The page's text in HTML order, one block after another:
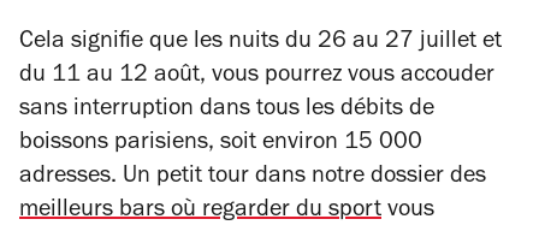
Cela signifie que les nuits du 26 au 27 juillet et
du 11 au 12 août, vous pourrez vous accouder
sans interruption dans tous les débits de
boissons parisiens, soit environ 15 000
adresses. Un petit tour dans notre dossier des
meilleurs bars où regarder du sport vous